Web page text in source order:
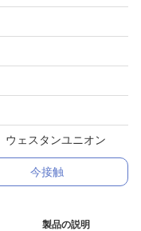
ウェスタンユニオン
今接触
製品の説明